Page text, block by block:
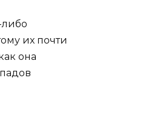
их почти
она